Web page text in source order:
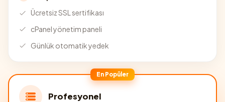
Ücretsiz SSL sertifikası
cPanel yönetim paneli
Günlük otomatik yedek
En Popüler
Profesyonel